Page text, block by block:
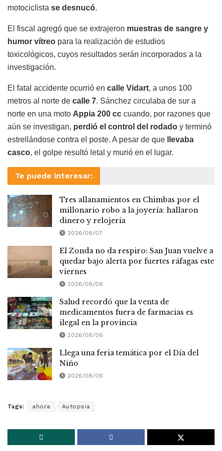
motociclista se desnucó.
El fiscal agregó que se extrajeron muestras de sangre y
humor vítreo para la realización de estudios
toxicológicos, cuyos resultados serán incorporados a la
investigación.
El fatal accidente ocurrió en calle Vidart, a unos 100
metros al norte de calle 7. Sánchez circulaba de sur a
norte en una moto Appia 200 cc cuando, por razones que
aún se investigan, perdió el control del rodado y terminó
estrellándose contra el poste. A pesar de que
llevaba
casco, el golpe resultó letal y murió en el lugar.
Te puede interesar:
Tres allanamientos en Chimbas por el
millonario robo a la joyería: hallaron
dinero y relojería
2026/08/07
El Zonda no da respiro: San Juan vuelve a
quedar bajo alerta por fuertes ráfagas este
viernes
2026/08/06
Salud recordó que la venta de
medicamentos fuera de farmacias es
ilegal en la provincia
2026/08/06
Llega una feria temática por el Día del
Niño
2026/08/06
Tags: ahora Autopsia